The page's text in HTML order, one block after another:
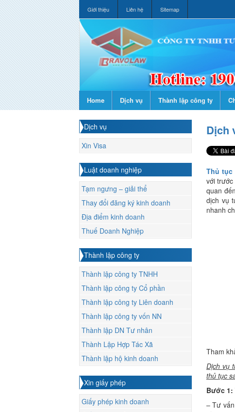
Giới thiệu Liên hệ Sitemap
Home Dịch vụ Thành lập công ty
Dịch vụ
Xin Visa
Luật doanh nghiệp
Tạm ngưng – giải thể
Thay đổi đăng ký kinh doanh
Địa điểm kinh doanh
Thuế Doanh Nghiệp
Thành lập công ty
Thành lập công ty TNHH
Thành lập công ty Cổ phần
Thành lập công ty Liên doanh
Thành lập công ty vốn NN
Thành lập DN Tư nhân
Thành Lập Hợp Tác Xã
Thành lập hộ kinh doanh
Xin giấy phép
Giấy phép kinh doanh
Dịch
Thủ
với
quan
dịch vụ
nhanh
Tham
Dịch vụ
thủ tục
Bước
– Tư